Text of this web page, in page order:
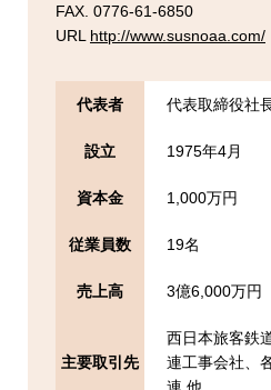
FAX. 0776-61-6850
URL http://www.susnoaa.com/
代表者 代表取締役社
設立 1975年4月
資本金 1,000万円
従業員数 19名
売上高 3億6,000万円
主要取引先
西日本旅客鉄
連工事会社、